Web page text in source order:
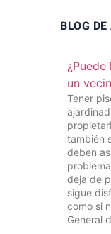
BLOG
un
Tener
también
deben
deja de
sigue
como si
General